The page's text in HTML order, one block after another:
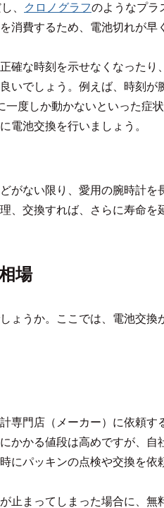
、
クロノグラフのようなプラ
消費するため、電池切れが早
確な時刻を示せなくなったり
いでしょう。例えば、時刻が
度しか動かないといった症
電池交換を行いましょう。
がない限り、愛用の腕時計を
、交換すれば、さらに寿命を
場
ょうか。ここでは、電池交換
専門店（メーカー）に依頼す
かかる値段は高めですが、自
にパッキンの点検や交換を依
止まってしまった場合に、無